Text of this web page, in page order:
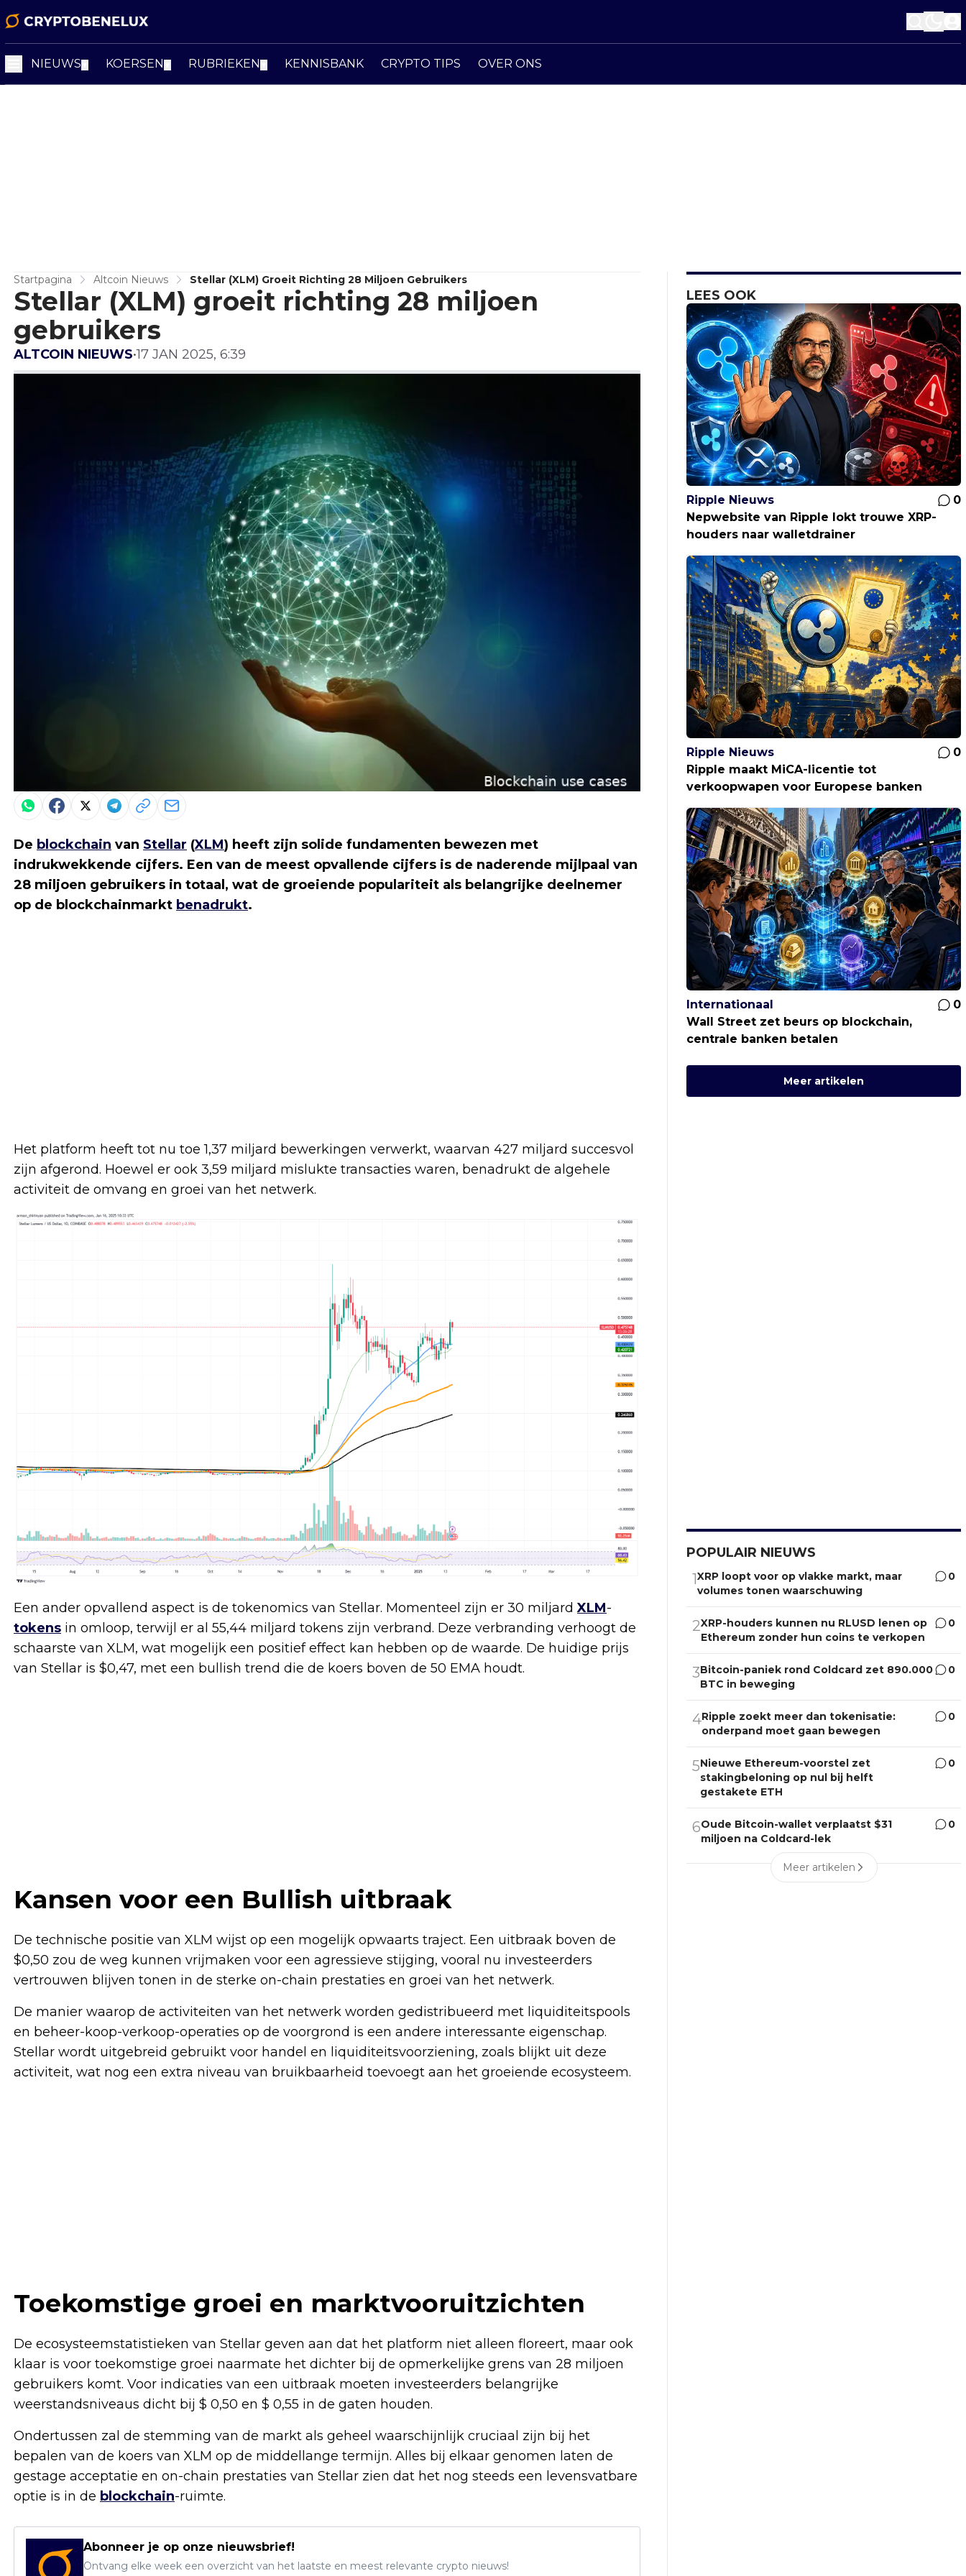
NIEUWS KOERSEN RUBRIEKEN KENNISBANK CRYPTO TIPS OVER ONS
Startpagina Altcoin Nieuws Stellar (XLM) Groeit Richting 28 Miljoen Gebruikers
Stellar (XLM) groeit richting 28 miljoen
gebruikers
ALTCOIN NIEUWS•17 JAN 2025, 6:39
De blockchain van Stellar (XLM) heeft zijn solide fundamenten bewezen met
indrukwekkende cijfers. Een van de meest opvallende cijfers is de naderende mijlpaal van
28 miljoen gebruikers in totaal, wat de groeiende populariteit als belangrijke deelnemer
op de blockchainmarkt benadrukt.
Het platform heeft tot nu toe 1,37 miljard bewerkingen verwerkt, waarvan 427 miljard succesvol
zijn afgerond. Hoewel er ook 3,59 miljard mislukte transacties waren, benadrukt de algehele
activiteit de omvang en groei van het netwerk.
Een ander opvallend aspect is de tokenomics van Stellar. Momenteel zijn er 30 miljardXLM-
tokens in omloop, terwijl er al 55,44 miljard tokens zijn verbrand. Deze verbranding verhoogt de
schaarste van XLM, wat mogelijk een positief effect kan hebben op de waarde. De huidige prijs
van Stellar is $0,47, met een bullish trend die de koers boven de 50 EMA houdt.
Kansen voor een Bullish uitbraak
De technische positie van XLM wijst op een mogelijk opwaarts traject. Een uitbraak boven de
$0,50 zou de weg kunnen vrijmaken voor een agressieve stijging, vooral nu investeerders
vertrouwen blijven tonen in de sterke on-chain prestaties en groei van het netwerk.
De manier waarop de activiteiten van het netwerk worden gedistribueerd met liquiditeitspools
en beheer-koop-verkoop-operaties op de voorgrond is een andere interessante eigenschap.
Stellar wordt uitgebreid gebruikt voor handel en liquiditeitsvoorziening, zoals blijkt uit deze
activiteit, wat nog een extra niveau van bruikbaarheid toevoegt aan het groeiende ecosysteem.
Toekomstige groei en marktvooruitzichten
De ecosysteemstatistieken van Stellar geven aan dat het platform niet alleen floreert, maar ook
klaar is voor toekomstige groei naarmate het dichter bij de opmerkelijke grens van 28 miljoen
gebruikers komt. Voor indicaties van een uitbraak moeten investeerders belangrijke
weerstandsniveaus dicht bij $ 0,50 en $ 0,55 in de gaten houden.
Ondertussen zal de stemming van de markt als geheel waarschijnlijk cruciaal zijn bij het
bepalen van de koers van XLM op de middellange termijn. Alles bij elkaar genomen laten de
gestage acceptatie en on-chain prestaties van Stellar zien dat het nog steeds een levensvatbare
optie is in de blockchain-ruimte.
Abonneer je op onze nieuwsbrief!
Ontvang elke week een overzicht van het laatste en meest relevante crypto nieuws!
LEES OOK
Ripple Nieuws
0
Nepwebsite van Ripple lokt trouwe XRP-
houders naar walletdrainer
Ripple Nieuws
0
Ripple maakt MiCA-licentie tot
verkoopwapen voor Europese banken
Internationaal
0
Wall Street zet beurs op blockchain,
centrale banken betalen
Meer artikelen
POPULAIR NIEUWS
1XRP loopt voor op vlakke markt, maar
volumes tonen waarschuwing
0
2XRP-houders kunnen nu RLUSD lenen op
Ethereum zonder hun coins te verkopen
0
3Bitcoin-paniek rond Coldcard zet 890.000
BTC in beweging
0
4Ripple zoekt meer dan tokenisatie:
onderpand moet gaan bewegen
0
5Nieuwe Ethereum-voorstel zet
stakingbeloning op nul bij helft
gestakete ETH
0
6Oude Bitcoin-wallet verplaatst $31
miljoen na Coldcard-lek
0
Meer artikelen